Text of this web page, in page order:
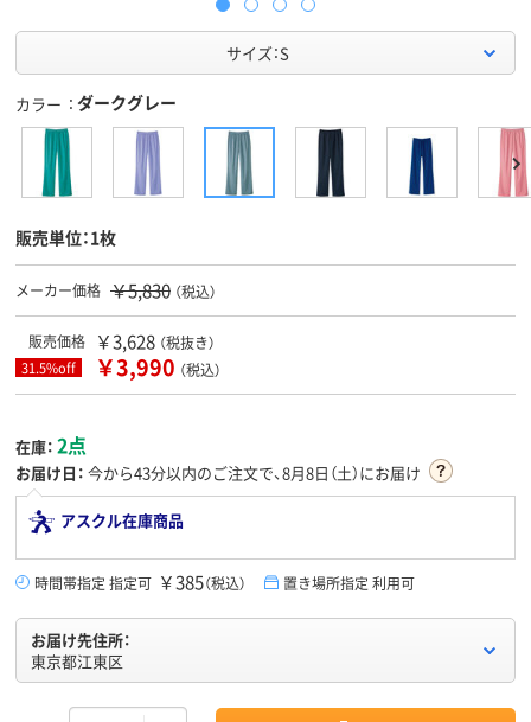
サイズ：S
カラー ダークグレー
販売単位：1枚
メーカー価格 ￥5,830 （税込）
販売価格 ￥3,628 （税抜き）
31.5%off ￥3,990 （税込）
在庫： 2点
お届け日： 今から43分以内のご注文で、8月8日（土）にお届け
アスクル在庫商品
時間帯指定 指定可 ￥385（税込） 置き場所指定 利用可
お届け先住所：
東京都江東区